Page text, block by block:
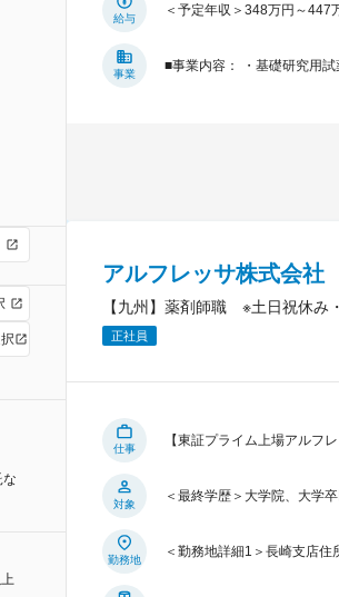
な
給与
＜予定年収＞348万円～447
事業
■事業内容： ・基礎研究用
アルフレッサ株式会社
【九州】薬剤師職 ※土日祝休み
正社員
仕事
【東証プライム上場アルフ
対象
＜最終学歴＞大学院、大学
勤務地
＜勤務地詳細1＞長崎支店住